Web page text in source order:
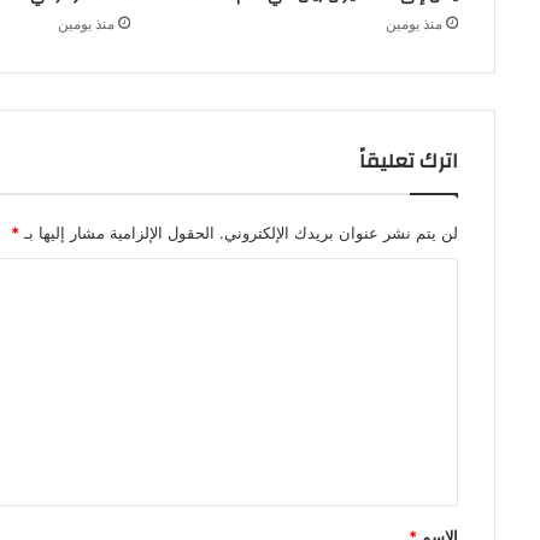
منذ يومين منذ يومين
اترك تعليقاً
لن يتم نشر عنوان بريدك الإلكتروني. الحقول الإلزامية مشار إليها بـ *
*